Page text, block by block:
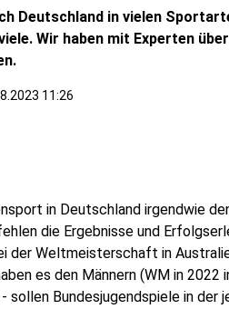
Deutschland in vielen
Wir haben mit Experten
11:26
in Deutschland irgendwie
die Ergebnisse und
der Weltmeisterschaft in
es den Männern (WM in 2022
sollen Bundesjugendspiele in